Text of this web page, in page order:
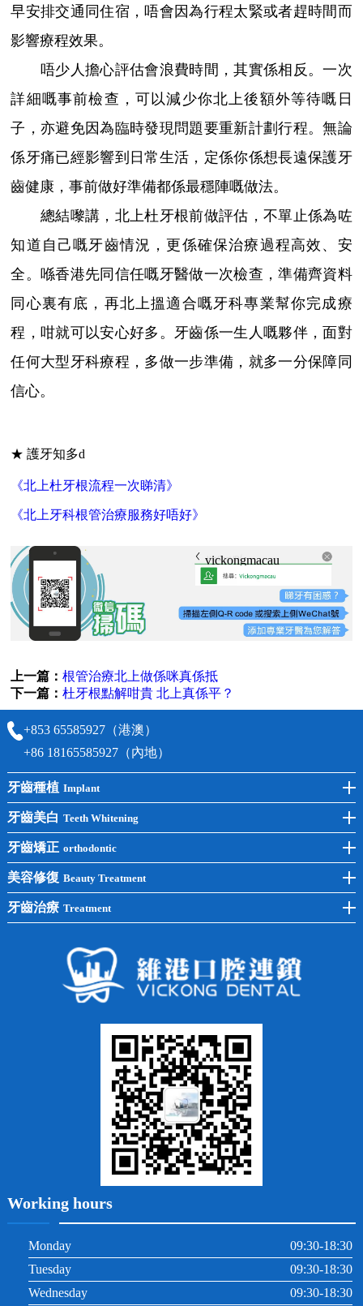
早安排交通同住宿，唔會因為行程太緊或者趕時間而
影響療程效果。
唔少人擔心評估會浪費時間，其實係相反。一次
詳細嘅事前檢查，可以減少你北上後額外等待嘅日
子，亦避免因為臨時發現問題要重新計劃行程。無論
係牙痛已經影響到日常生活，定係你係想長遠保護牙
齒健康，事前做好準備都係最穩陣嘅做法。
總結嚟講，北上杜牙根前做評估，不單止係為咗
知道自己嘅牙齒情況，更係確保治療過程高效、安
全。喺香港先同信任嘅牙醫做一次檢查，準備齊資料
同心裏有底，再北上搵適合嘅牙科專業幫你完成療
程，咁就可以安心好多。牙齒係一生人嘅夥伴，面對
任何大型牙科療程，多做一步準備，就多一分保障同
信心。
★ 護牙知多d
《北上杜牙根流程一次睇清》
《北上牙科根管治療服務好唔好》
vickongmacau
上一篇：根管治療北上做係咪真係抵
下一篇：杜牙根點解咁貴 北上真係平？
+853 65585927（港澳）
+86 18165585927（內地）
牙齒種植 Implant
前牙種植
後牙種植
單顆種植
半口種植
全口種植
牙齒美白 Teeth Whitening
冷光美白
洗牙
黃黑牙
常見問題
牙齒矯正 orthodontic
牙齒矯正
兒童矯正
牙列不齊
美容修復 Beauty Treatment
全瓷牙
牙齒治療 Treatment
牙齦出血
Working hours
Monday
09:30-18:30
Tuesday
09:30-18:30
Wednesday
09:30-18:30